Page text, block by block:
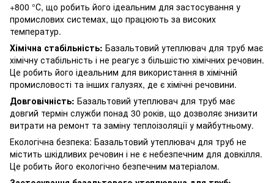
+800 °С, що робить його ідеальним для застосування у
промислових системах, що працюють за високих
температур.
Хімічна стабільність: Базальтовий утеплювач для труб має
хімічну стабільність і не реагує з більшістю хімічних речовин.
Це робить його ідеальним для використання в хімічній
промисловості та інших галузях, де є хімічні речовини.
Довговічність: Базальтовий утеплювач для труб має
довгий термін служби понад 30 років, що дозволяє знизити
витрати на ремонт та заміну теплоізоляції у майбутньому.
Екологічна безпека: Базальтовий утеплювач для труб не
містить шкідливих речовин і не є небезпечним для довкілля.
Це робить його екологічно безпечним матеріалом.